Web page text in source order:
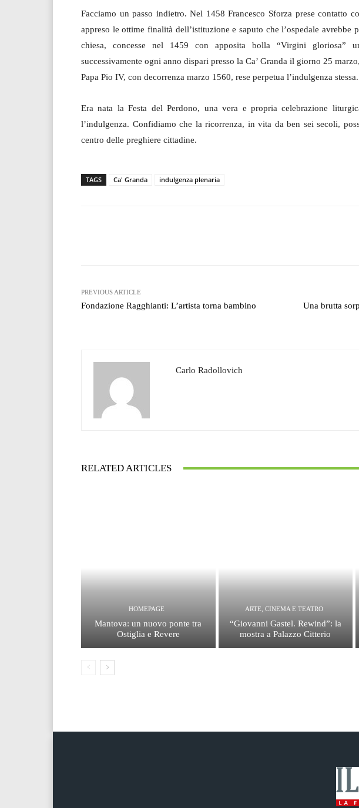
Facciamo un passo indietro. Nel 1458 Francesco Sforza prese contatto
appreso le ottime finalità dell’istituzione e saputo che l’ospedale avrebbe
chiesa, concesse nel 1459 con apposita bolla “Virgini gloriosa”
successivamente ogni anno dispari presso la Ca’ Granda il giorno 25
Papa Pio IV, con decorrenza marzo 1560, rese perpetua l’indulgenza stessa.
Era nata la Festa del Perdono, una vera e propria celebrazione
l’indulgenza. Confidiamo che la ricorrenza, in vita da ben sei secoli,
centro delle preghiere cittadine.
TAGS Ca' Granda indulgenza plenaria
PREVIOUS ARTICLE
Fondazione Ragghianti: L’artista torna bambino
Una brutta
Carlo Radollovich
RELATED ARTICLES
HOMEPAGE
Mantova: un nuovo ponte tra
Ostiglia e Revere
ARTE, CINEMA E TEATRO
“Giovanni Gastel. Rewind”: la
mostra a Palazzo Citterio